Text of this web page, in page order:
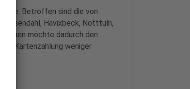
Betroffen sind die von
Havixbeck, Notttuln,
möchte dadurch den
Kartenzahlung weniger